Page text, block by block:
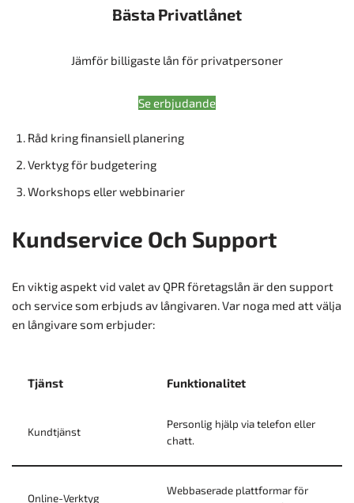
Bästa Privatlånet
Jämför billigaste lån för privatpersoner
Se erbjudande
Råd kring finansiell planering
Verktyg för budgetering
Workshops eller webbinarier
Kundservice Och Support
En viktig aspekt vid valet av QPR företagslån är den support
och service som erbjuds av långivaren. Var noga med att välja
en långivare som erbjuder:
Tjänst Funktionalitet
Kundtjänst
Personlig hjälp via telefon eller
chatt.
Online-Verktyg
Webbaserade plattformar för